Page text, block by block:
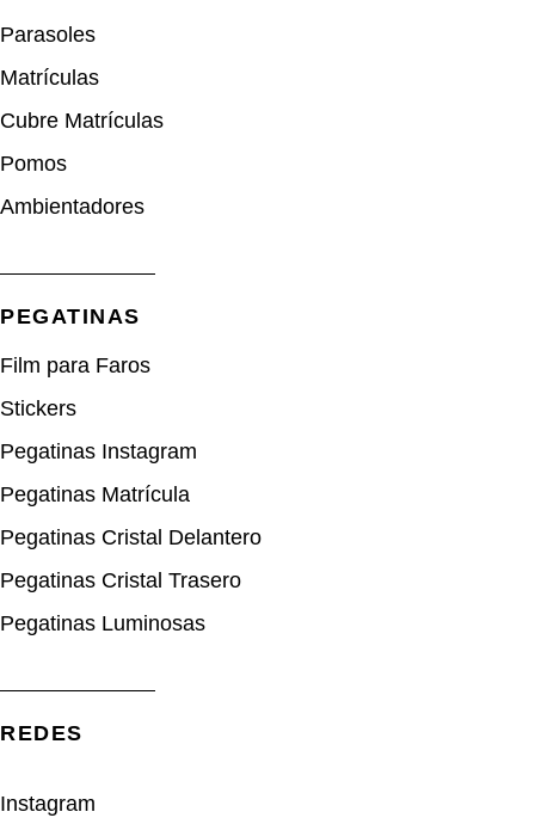
Parasoles
Matrículas
Cubre Matrículas
Pomos
Ambientadores
PEGATINAS
Film para Faros
Stickers
Pegatinas Instagram
Pegatinas Matrícula
Pegatinas Cristal Delantero
Pegatinas Cristal Trasero
Pegatinas Luminosas
REDES​
Instagram